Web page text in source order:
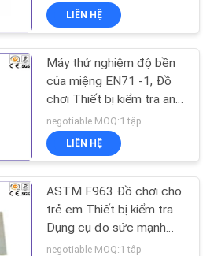
kiểm tra
530
LIÊN HỆ
Máy thử nghiệm độ bền
của miệng EN71 -1, Đồ
chơi Thiết bị kiểm tra an
toàn
negotiable MOQ:1 tập
LIÊN HỆ
ASTM F963 Đồ chơi cho
trẻ em Thiết bị kiểm tra
Dụng cụ đo sức mạnh
Edge Edge Bite Force
negotiable MOQ:1 tập